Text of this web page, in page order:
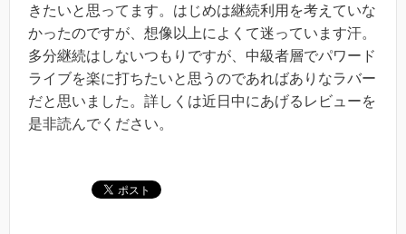
きたいと思ってます。はじめは継続利用を考えていな
かったのですが、想像以上によくて迷っています汗。
多分継続はしないつもりですが、中級者層でパワード
ライブを楽に打ちたいと思うのであればありなラバー
だと思いました。詳しくは近日中にあげるレビューを
是非読んでください。